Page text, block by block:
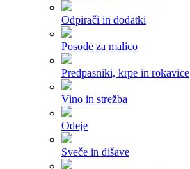
Odpirači in dodatki
Posode za malico
Predpasniki, krpe in rokavice
Vino in strežba
Odeje
Sveče in dišave